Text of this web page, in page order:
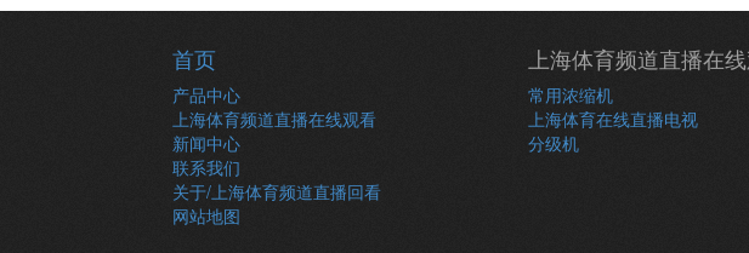
首页
产品中心
上海体育频道直播在线观看
新闻中心
联系我们
关于/上海体育频道直播回看
网站地图
上海体育频道直播在
常用浓缩机
上海体育在线直播电视
分级机